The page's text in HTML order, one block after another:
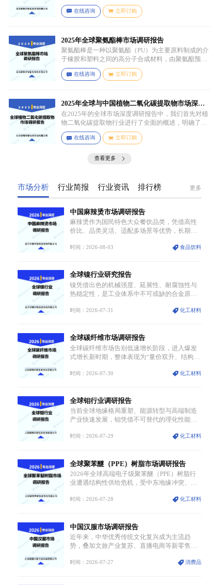
应用场景。通过对细分产品的定义与特点进行深入分
析，我们揭示了关键应用场景及其客群洞察。
在线咨询 立即订购
2025年全球聚氨酯棒市场调研报告
聚氨酯棒是一种以聚氨酯（PU）为主要原料制成的介
于橡胶和塑料之间的高分子合成材料，由聚氨酯预聚
体、扩链剂、低分子量多元醇、助剂等组成，其中，
预聚体是基础原料，决定了聚氨酯棒的基本性能，扩
如增塑剂、填充剂、着色剂、抗氧剂、光稳定剂、阻
燃剂等，可改善材料的加工性能、物理性能和化学性
能等。
在线咨询 立即订购
2025年全球与中国植物二氧化碳提取物市场深度
调研报告：行业趋势与投资前景分析
在2025年的全球市场深度调研报告中，我们首先对植
物二氧化碳提取物行业进行了全面的概述，明确了市
场细分与应用场景。通过对细分产品的定义与特点进
行深入分析，我们揭示了关键应用场景及其客群洞
在线咨询 立即订购
查看更多
市场分析 行业简报 行业资讯 排行榜 更多
中国麻辣烫市场调研报告
麻辣烫作为国民特色大众餐饮品类，凭借高性
价比、品类灵活、适配多场景等优势，长期占
速规范化、连锁化转型，叠加消费需求升级、
期。麻辣烫行业依托刚需属性、灵活的品类特
点，在消费、创业、政策、技术多重驱动下，
依旧具备强劲的发展活力。
时间：2026-08-03 食品饮料
全球镍行业研究报告
镍凭借出色的机械强度、延展性、耐腐蚀性与
热稳定性，是工业体系中不可或缺的合金原
能源三大领域，综合使用价值难以被替代。依
全的重要物资。当前镍已从传统工业金属转型
为新能源核心战略矿产，全球产业形成“印尼掌
控资源与产能、中国主导消费与技术、工艺向
时间：2026-07-31 化工材料
全球碳纤维市场调研报告
全球碳纤维市场告别低速增长阶段，进入爆发
式增长新时期，整体表现为“量价双升、结构分
高，行业盈利空间持续扩张；另一方面产品、
工业主流市场，通用型产品支撑行业整体规模
扩张，高附加值领域与规模化工业应用形成两
大独立增长体系。
时间：2026-07-30 化工材料
全球钼行业调研报告
当前全球地缘格局重塑、能源转型与高端制造
产业快速发展，钼凭借不可替代的理化性能，
产，行业整体进入供需格局重构、价值体系重
于高端领域的基础，多重特性叠加，让钼贯穿
传统工业、高端制造、军工、新能源等多个核
心产业，成为现代工业体系中不可或缺的基础
时间：2026-07-29 化工材料
全球聚苯醚（PPE）树脂市场调研报告
2026年全球高端电子级聚苯醚（PPE）树脂行
业遭遇结构性供给危机，受中东地缘冲突、航
球最大产能基地全面停产，行业长期维持寡头
内暴涨超400%，上下游产业链出现“有价无
市”的供给真空，并沿高频覆铜板、PCB电路板
向AI服务器、5G基站等高端电子终端持续传
力。
时间：2026-07-28 化工材料
中国汉服市场调研报告
近年来，中华优秀传统文化复兴成为主流趋
势，叠加文旅产业复苏、直播电商等新零售渠
业迎来发展黄金期。汉服不再局限于传统节
时间：2026-07-27 消费品